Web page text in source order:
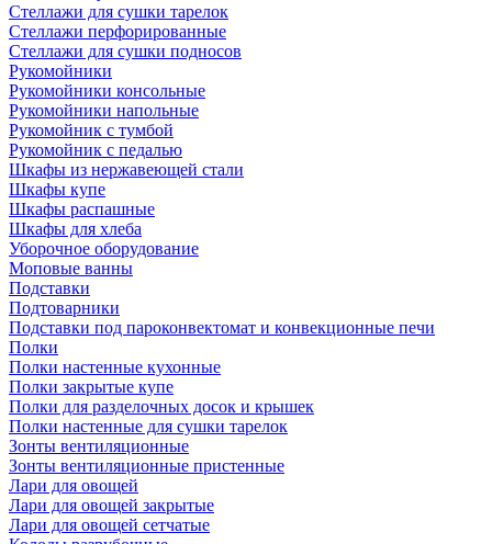
Стеллажи для сушки тарелок
Стеллажи перфорированные
Стеллажи для сушки подносов
Рукомойники
Рукомойники консольные
Рукомойники напольные
Рукомойник с тумбой
Рукомойник с педалью
Шкафы из нержавеющей стали
Шкафы купе
Шкафы распашные
Шкафы для хлеба
Уборочное оборудование
Моповые ванны
Подставки
Подтоварники
Подставки под пароконвектомат и конвекционные печи
Полки
Полки настенные кухонные
Полки закрытые купе
Полки для разделочных досок и крышек
Полки настенные для сушки тарелок
Зонты вентиляционные
Зонты вентиляционные пристенные
Лари для овощей
Лари для овощей закрытые
Лари для овощей сетчатые